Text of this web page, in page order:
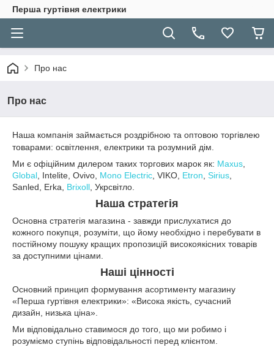
Перша гуртівня електрики
Про нас
Про нас
Наша компанія займається роздрібною та оптовою торгівлею
товарами: освітлення, електрики та розумний дім.
Ми є офіційним дилером таких торгових марок як: Maxus
Global , Intelite, Ovivo, Mono Electric , VIKO, Etron Sirius
Sanled, Erka, Brixoll , Укрсвітло.
Наша стратегія
Основна стратегія магазина - завжди прислухатися до
кожного покупця, розуміти, що йому необхідно і перебувати в
постійному пошуку кращих пропозицій високоякісних товарів
за доступними цінами.
Наші цінності
Основний принцип формування асортименту магазину
«Перша гуртівня електрики»: «Висока якість, сучасний
дизайн, низька ціна».
Ми відповідально ставимося до того, що ми робимо і
розуміємо ступінь відповідальності перед клієнтом.